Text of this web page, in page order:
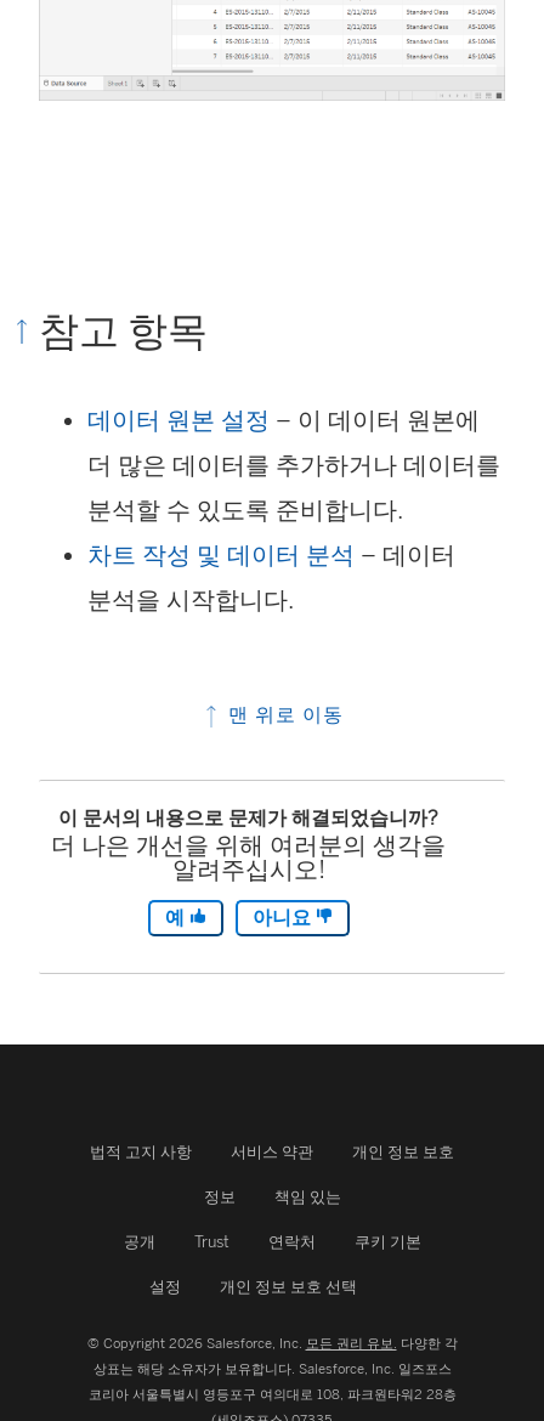
참고 항목
데이터 원본 설정 – 이 데이터 원본에
더 많은 데이터를 추가하거나 데이터를
분석할 수 있도록 준비합니다.
차트 작성 및 데이터 분석 – 데이터
분석을 시작합니다.
맨 위로 이동
이 문서의 내용으로 문제가 해결되었습니까?
더 나은 개선을 위해 여러분의 생각을
알려주십시오!
예 아니요
법적 고지 사항 서비스 약관 개인 정보 보호
정보 책임 있는
공개 Trust 연락처 쿠키 기본
설정 개인 정보 보호 선택
© Copyright 2026 Salesforce, Inc. 모든 권리 유보. 다양한 각
상표는 해당 소유자가 보유합니다. Salesforce, Inc. 일즈포스
코리아 서울특별시 영등포구 여의대로 108, 파크원타워2 28층